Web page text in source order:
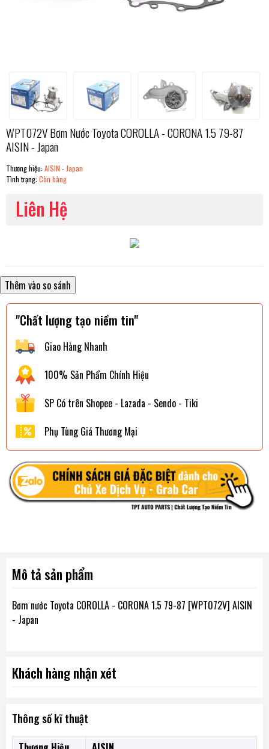
WPT072V Bơm Nước Toyota COROLLA - CORONA 1.5 79-87
AISIN - Japan
Thương hiệu: AISIN - Japan
Tình trạng: Còn hàng
Liên Hệ
"Chất lượng tạo niềm tin"
Giao Hàng Nhanh
100% Sản Phẩm Chính Hiệu
SP Có trên Shopee - Lazada - Sendo - Tiki
Phụ Tùng Giá Thương Mại
Mô tả sản phẩm
Bơm nước Toyota COROLLA - CORONA 1.5 79-87 [WPT072V] AISIN
- Japan
Khách hàng nhận xét
Thông số kĩ thuật